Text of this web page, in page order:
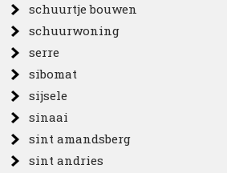
schuurtje bouwen
schuurwoning
serre
sibomat
sijsele
sinaai
sint amandsberg
sint andries